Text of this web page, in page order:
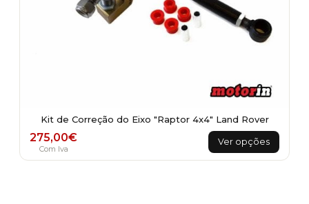
Kit de Correção do Eixo "Raptor 4x4" Land Rover
275,00€
Com Iva
Ver opções
This
product
has